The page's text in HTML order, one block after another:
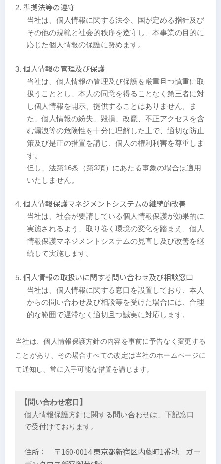
準拠法等の遵守
当社は、個人情報に関する法令、国が定める指針及び
その他の規範と社会的秩序を遵守し、本事業の目的に
応じた個人情報の保護に努めます。
個人情報の管理及び保護
当社は、個人情報の管理及び保護を厳重且つ慎重に取
扱うこととし、本人の同意を得ることなく第三者に対
し個人情報を開示、提供することはありません。ま
た、個人情報の紛失、毀損、改竄、不正アクセスを含
む漏洩等の危険性を十分に理解した上で、適切な防止
策及び是正の措置を講じ、個人の権利利害を尊重しま
す。
但し、法第16条（第3項）にあたる事象の場合は適用
いたしません。
個人情報保護マネジメントシステムの継続的改善
当社は、社会が要請している個人情報保護が効果的に
実施されるよう、取り巻く環境の変化を踏まえ、個人
情報保護マネジメントシステムの見直し及び改善を継
続して実施します。
個人情報の取扱いに関する問い合わせ及び相談窓口
当社は、個人情報に関する窓口を設置しており、本人
からの問い合わせ及び相談等を受けた場合には、合理
的な範囲で遅滞なく適切且つ誠実に対応します。
当社は、個人情報保護方針の内容を事前に予告なく変更する
ことがあり、その場合すべての改定は当社のホームページに
て通知し、常に入手可能な措置を講じます。
【問い合わせ窓口】
個人情報保護方針に関する問い合わせは、下記窓口
で受付けております。
住所： 〒160-0014 東京都新宿区内藤町1番地 ガー